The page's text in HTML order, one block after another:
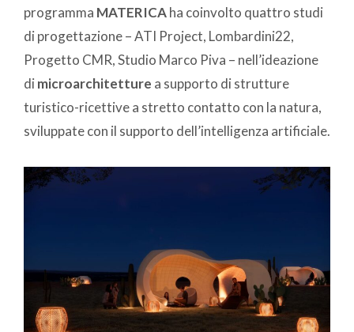
programma MATERICAha coinvolto quattro studi
di progettazione – ATI Project, Lombardini22,
Progetto CMR, Studio Marco Piva – nell’ideazione
di microarchitetture a supporto di strutture
turistico-ricettive a stretto contatto con la natura,
sviluppate con il supporto dell’intelligenza artificiale.